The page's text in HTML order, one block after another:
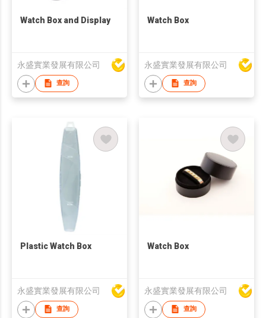
Watch Box and Display
永盛實業發展有限公司
查詢
Watch Box
永盛實業發展有限公司
查詢
Plastic Watch Box
永盛實業發展有限公司
查詢
Watch Box
永盛實業發展有限公司
查詢